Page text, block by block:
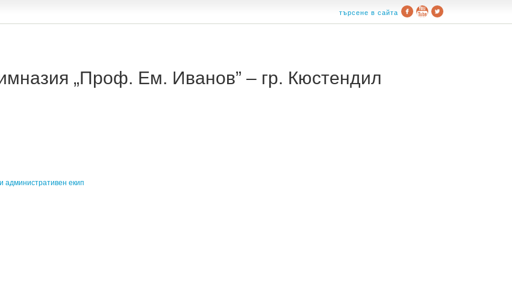
търсене в сайта
„Проф. Ем. Иванов” – гр. Кюстендил
административен екип